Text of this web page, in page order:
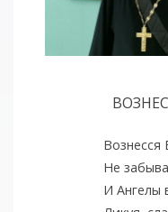
Вознесся
Не
И Ангелы